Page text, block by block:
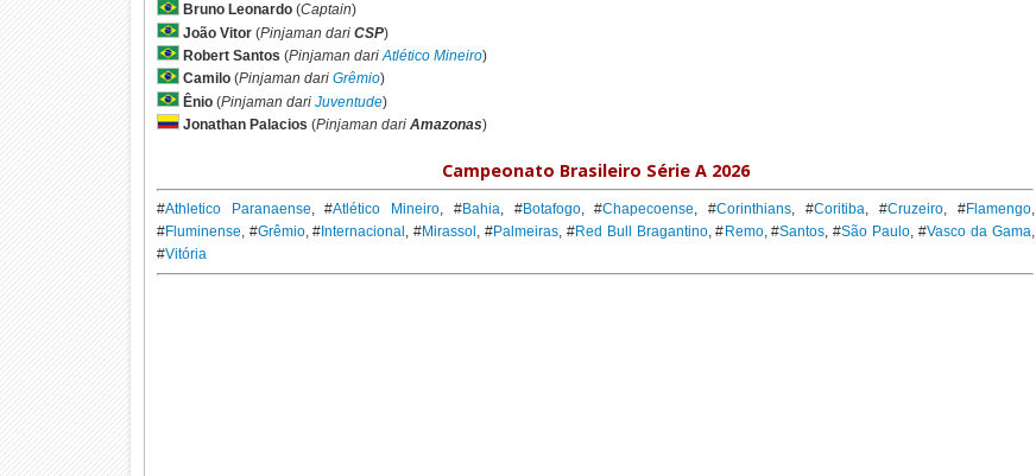
Bruno Leonardo(Captain)
João Vitor(Pinjaman dari CSP)
Robert Santos (Pinjaman dariAtlético Mineiro)
Camilo(Pinjaman dari Grêmio)
Ênio(Pinjaman dari Juventude)
Jonathan Palacios (Pinjaman dari Amazonas)
Campeonato Brasileiro Série A 2026
#Athletico Paranaense, #Atlético Mineiro, #Bahia, #Botafogo, #Chapecoense, #Corinthians, #Coritiba, #Cruzeiro, #Flamengo,
#Fluminense, #Grêmio, # Internacional , #Mirassol , #Palmeiras, #Red Bull Bragantino, # Remo, #Santos, #São Paulo, #Vasco da Gama,
#Vitória